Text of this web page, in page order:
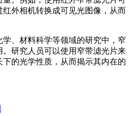
外相机转换成可见光图像，从而
、材料科学等领域的研究中，窄
研究人员可以使用窄带滤光片来
的光学性质，从而揭示其内在的